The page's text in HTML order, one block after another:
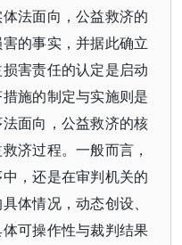
法面向，公益救济的
的事实，并据此确立
害责任的认定是启动
施的制定与实施则是
面向，公益救济的核
济过程。一般而言，
，还是在审判机关的
体情况，动态创设、
可操作性与裁判结果